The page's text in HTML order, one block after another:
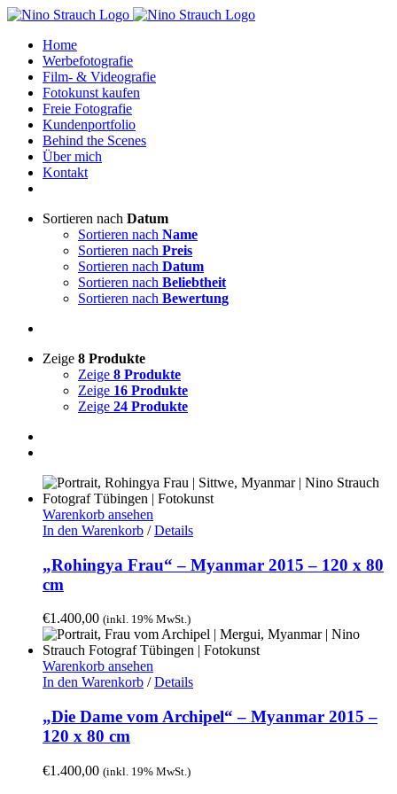
Zum
springenHome
Werbefotografie
Film- & Videografie
Fotokunst kaufen
Freie Fotografie
Kundenportfolio
Behind the Scenes
Über mich
Kontakt
Sortieren nach Datum
Sortieren nach Name
Sortieren nach Preis
Sortieren nach Datum
Sortieren nach Beliebtheit
Sortieren nach Bewertung
Zeige 8 Produkte
Zeige 8 Produkte
Zeige 16 Produkte
Zeige 24 Produkte
Warenkorb ansehen
In den Warenkorb / Details
„Rohingya Frau“ – Myanmar 2015 – 120 x 80
cm
€1.400,00 (inkl. 19% MwSt.)
Warenkorb ansehen
In den Warenkorb / Details
„Die Dame vom Archipel“ – Myanmar 2015 –
120 x 80 cm
€1.400,00 (inkl. 19% MwSt.)